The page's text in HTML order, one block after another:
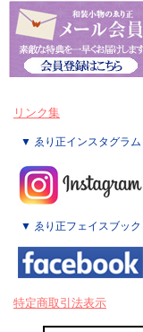
リンク集
▼ ゑり正インスタグラム
▼ ゑり正フェイスブック
特定商取引法表示